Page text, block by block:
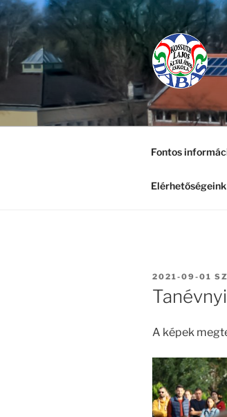
Tartalomhoz
Fontos
Elérhetőségeink
BEKÜLDVE:
2021-09-01
A képek